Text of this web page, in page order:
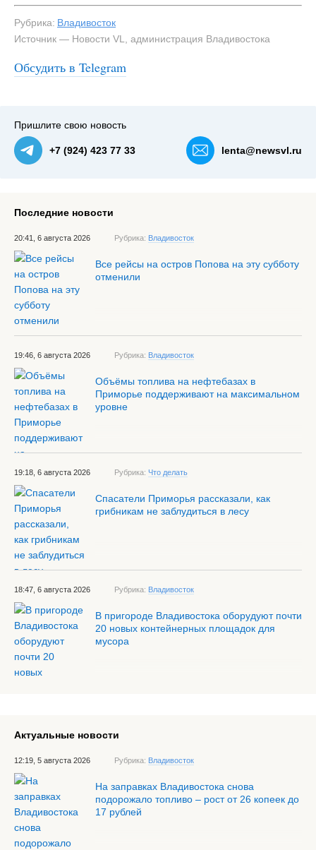
Рубрика: Владивосток
Источник — Новости VL, администрация Владивостока
Обсудить в Telegram
Со стороны Адмирала Фокина тоже запрет для СИМ, а
также вернули "карпич" - он касается автомобилей и
мотоциклов — NewsVL.ru
Пришлите свою новость
+7 (924) 423 77 33 lenta@newsvl.ru
Последние новости
20:41, 6 августа 2026 Рубрика: Владивосток
Все рейсы на остров Попова на эту субботу
отменили
19:46, 6 августа 2026 Рубрика: Владивосток
Объёмы топлива на нефтебазах в
Приморье поддерживают на максимальном
уровне
19:18, 6 августа 2026 Рубрика: Что делать
Спасатели Приморья рассказали, как
грибникам не заблудиться в лесу
18:47, 6 августа 2026 Рубрика: Владивосток
В пригороде Владивостока оборудуют почти
20 новых контейнерных площадок для
мусора
Актуальные новости
12:19, 5 августа 2026 Рубрика: Владивосток
На заправках Владивостока снова
подорожало топливо – рост от 26 копеек до
17 рублей